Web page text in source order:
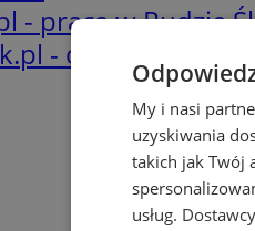
- praca w Rudzie
- oferty pracy
My i nasi
uzyskiwania
takich jak Twój
usług.